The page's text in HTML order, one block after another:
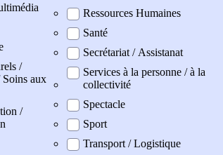
/
aux
/
Ressources Humaines
Santé
Secrétariat / Assistanat
Services à la personne / à la
collectivité
Spectacle
Sport
Transport / Logistique